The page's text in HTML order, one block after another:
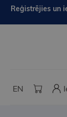
Reģistrējies un
EN